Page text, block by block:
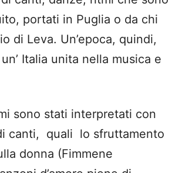
donna (Fimmene
d’amore piene di
storia di Giulia), o testi un po’
nel bosco) e le Ninne
Amori impossibili (Lu
solo per citarne alcuni.
visto, inoltre, il baritono
(pronipote del nostro